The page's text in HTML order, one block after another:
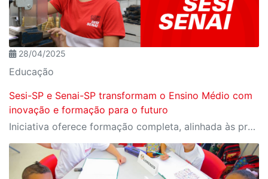
28/04/2025
Educação
Sesi-SP e Senai-SP transformam o Ensino Médio com
inovação e formação para o futuro
Iniciativa oferece formação completa, alinhada às profissões do futuro e aos desafios da nova indústria.